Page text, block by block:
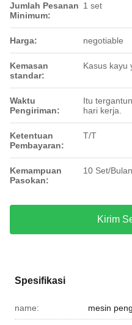
Jumlah Pesanan
Minimum:
1 set
Harga: negotiable
Kemasan
standar:
Kasus kayu
Waktu
Pengiriman:
Itu
hari kerja.
Ketentuan
Pembayaran:
T/T
Kemampuan
Pasokan:
10 Set/Bulan
Kirim
Spesifikasi
name: mesin